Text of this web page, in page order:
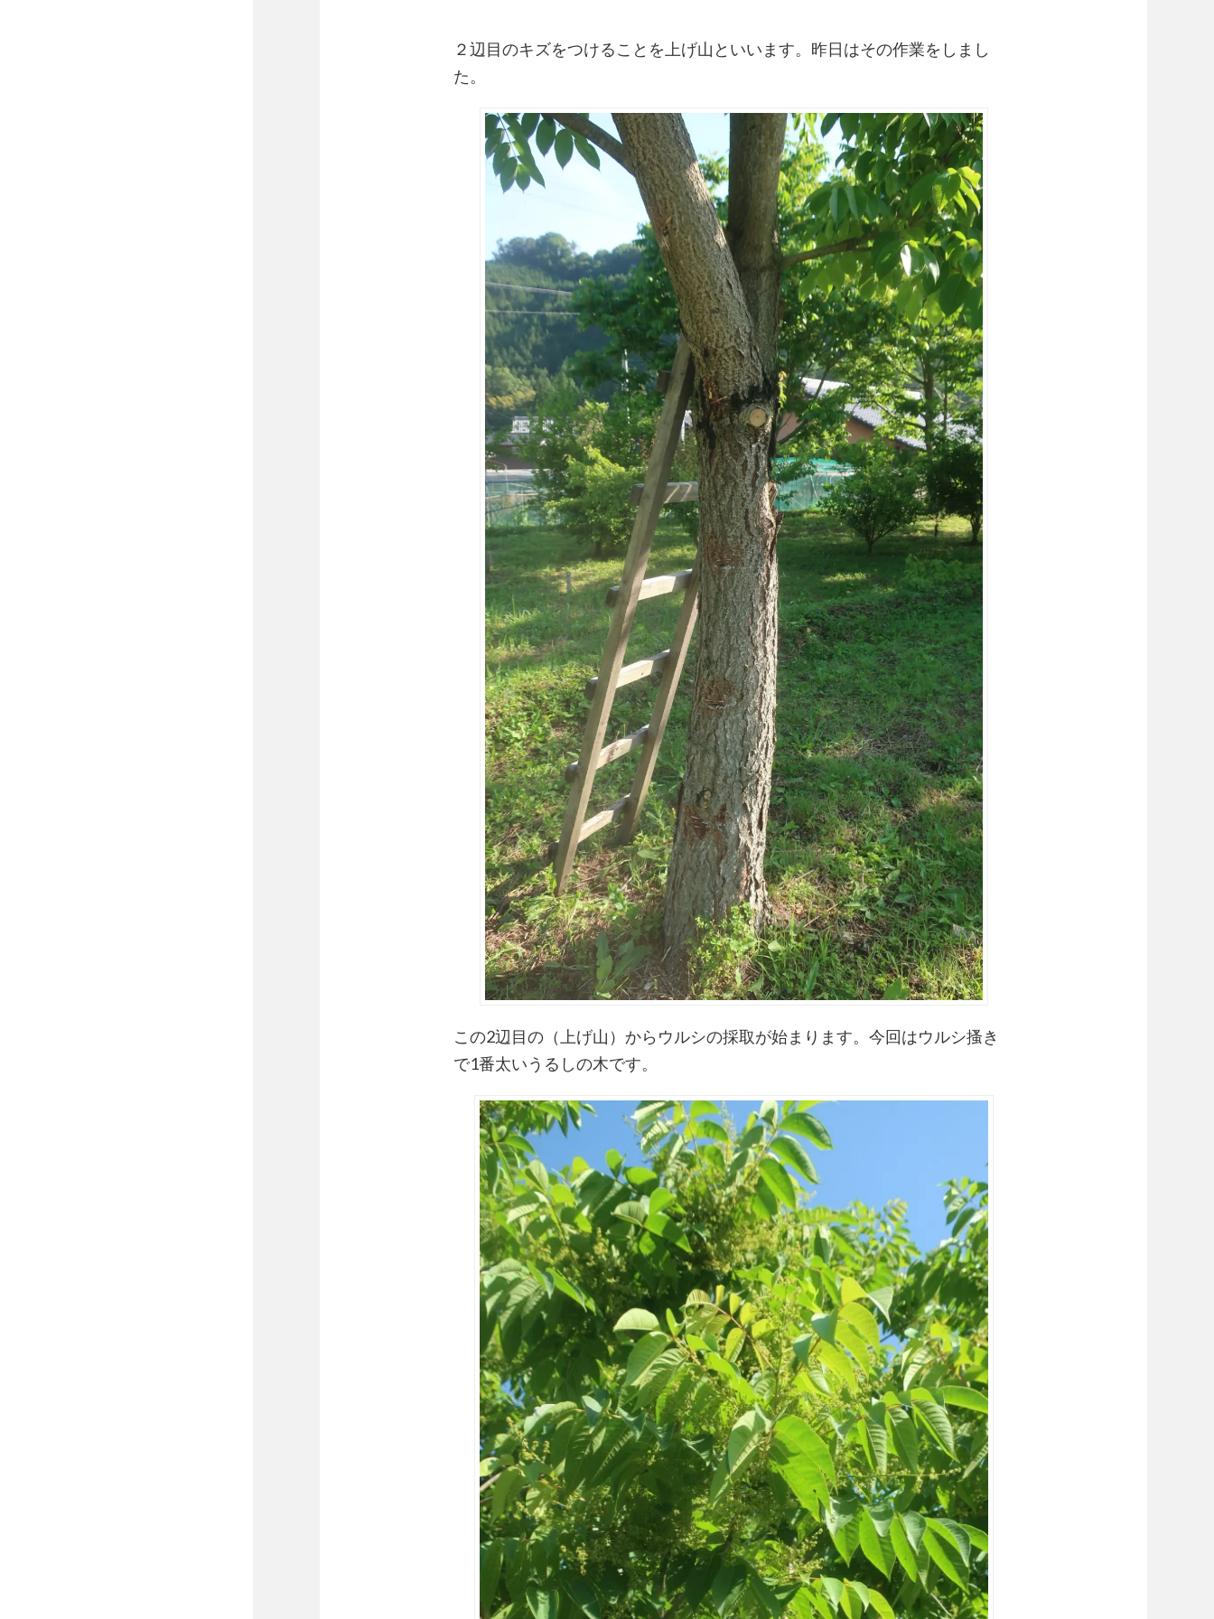
２辺目のキズをつけることを上げ山といいます。昨日はその作業をしまし
た。
この2辺目の（上げ山）からウルシの採取が始まります。今回はウルシ搔き
で1番太いうるしの木です。